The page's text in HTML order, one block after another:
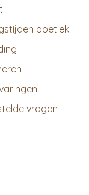
boetiek
vragen